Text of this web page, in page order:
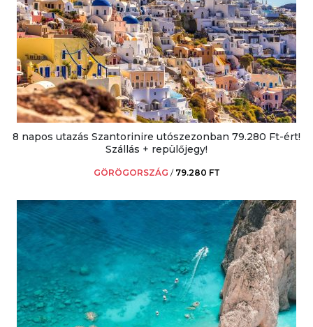
8 napos utazás Szantorinire utószezonban 79.280 Ft-ért!
Szállás + repülőjegy!
GÖRÖGORSZÁG / 79.280 FT